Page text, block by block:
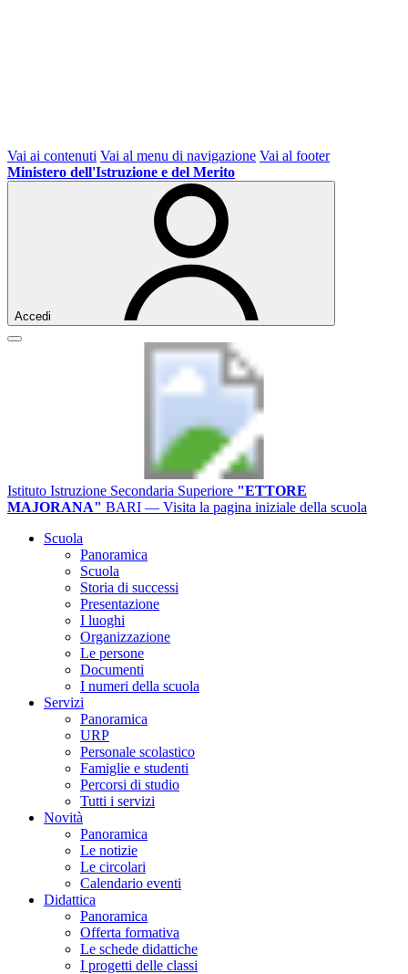
Vai ai contenuti Vai al menu di navigazione Vai al footer
Ministero dell'Istruzione e del Merito
Accedi
Istituto Istruzione Secondaria Superiore "ETTORE
MAJORANA" BARI — Visita la pagina iniziale della scuola
Scuola
Panoramica
Scuola
Storia di successi
Presentazione
I luoghi
Organizzazione
Le persone
Documenti
I numeri della scuola
Servizi
Panoramica
URP
Personale scolastico
Famiglie e studenti
Percorsi di studio
Tutti i servizi
Novità
Panoramica
Le notizie
Le circolari
Calendario eventi
Didattica
Panoramica
Offerta formativa
Le schede didattiche
I progetti delle classi